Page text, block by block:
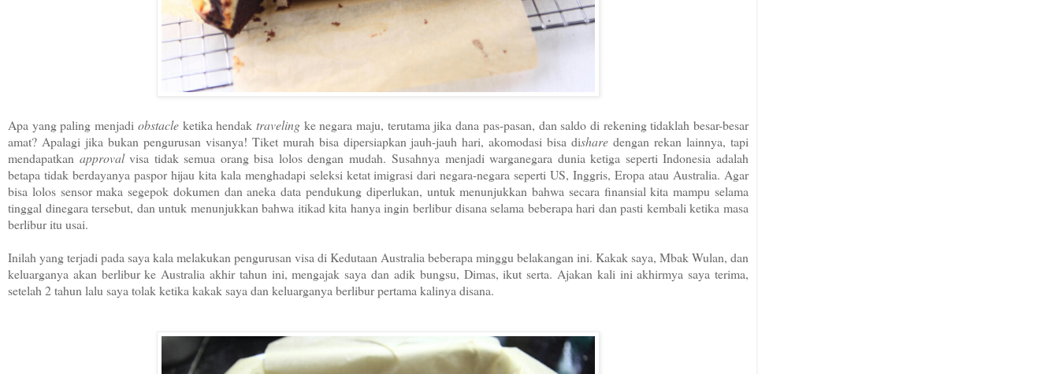
Apa yang paling menjadi obstacle ketika hendak traveling ke negara maju, terutama jika dana pas-pasan, dan saldo di rekening tidaklah besar-besar
amat? Apalagi jika bukan pengurusan visanya! Tiket murah bisa dipersiapkan jauh-jauh hari, akomodasi bisa disharedengan rekan lainnya, tapi
mendapatkan approvalvisa tidak semua orang bisa lolos dengan mudah.Susahnya menjadi warganegara dunia ketiga seperti Indonesia adalah
betapa tidak berdayanya paspor hijau kita kala menghadapi seleksi ketat imigrasi dari negara-negara seperti US, Inggris, Eropa atau Australia. Agar
bisa lolos sensor maka segepok dokumen dan aneka data pendukung diperlukan, untuk menunjukkan bahwa secara finansial kita mampu selama
tinggal dinegara tersebut, dan untuk menunjukkan bahwa itikad kita hanya ingin berlibur disana selama beberapa hari dan pasti kembali ketika masa
berlibur itu usai.
Inilah yang terjadi pada saya kala melakukan pengurusan visa di Kedutaan Australia beberapa minggu belakangan ini. Kakak saya, Mbak Wulan, dan
keluarganya akan berlibur ke Australia akhir tahun ini, mengajak saya dan adik bungsu, Dimas, ikut serta. Ajakan kali ini akhirmya saya terima,
setelah 2 tahun lalu saya tolak ketika kakak saya dan keluarganya berlibur pertama kalinya disana.